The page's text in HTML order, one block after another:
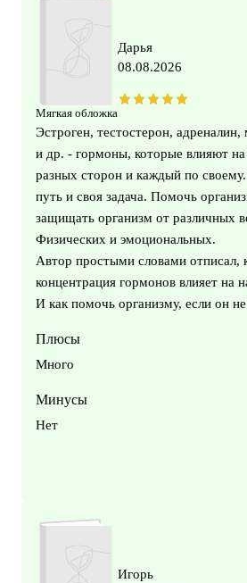
Мягкая обложка
Дарья
08.08.2026
Эстроген, тестостерон,
и др. - гормоны, которые влияют
разных сторон и каждый по
путь и своя задача. Помочь
защищать организм от различных
Физических и эмоциональных.
Автор простыми словами отписал,
концентрация гормонов влияет на
И как помочь организму, если он не
Плюсы
Много
Минусы
Нет
Игорь